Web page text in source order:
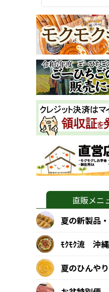
直販メニ
夏の新製品
ﾓｸﾓｸ流 沖
夏のひんや